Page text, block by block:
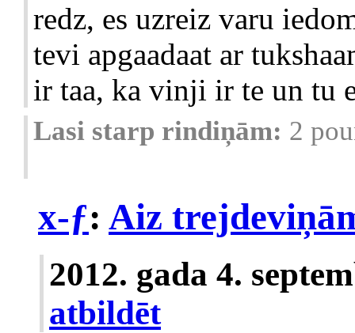
redz, es uzreiz varu
tevi apgaadaat ar
ir taa, ka vinji ir te un tu
Lasi starp rindiņām: 2
x-ƒ: Aiz
2012. gada 4.
atbildēt